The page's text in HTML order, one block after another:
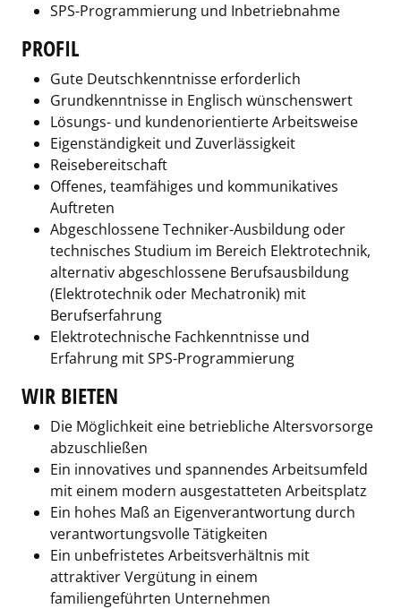
SPS-Programmierung und Inbetriebnahme
PROFIL
Gute Deutschkenntnisse erforderlich
Grundkenntnisse in Englisch wünschenswert
Lösungs- und kundenorientierte Arbeitsweise
Eigenständigkeit und Zuverlässigkeit
Reisebereitschaft
Offenes, teamfähiges und kommunikatives
Auftreten
Abgeschlossene Techniker-Ausbildung oder
technisches Studium im Bereich Elektrotechnik,
alternativ abgeschlossene Berufsausbildung
(Elektrotechnik oder Mechatronik) mit
Berufserfahrung
Elektrotechnische Fachkenntnisse und
Erfahrung mit SPS-Programmierung
WIR BIETEN
Die Möglichkeit eine betriebliche Altersvorsorge
abzuschließen
Ein innovatives und spannendes Arbeitsumfeld
mit einem modern ausgestatteten Arbeitsplatz
Ein hohes Maß an Eigenverantwortung durch
verantwortungsvolle Tätigkeiten
Ein unbefristetes Arbeitsverhältnis mit
attraktiver Vergütung in einem
familiengeführten Unternehmen